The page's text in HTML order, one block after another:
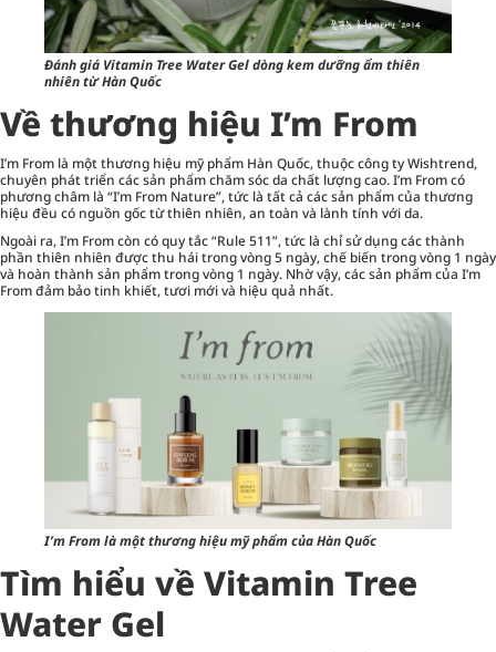
Đánh giá Vitamin Tree Water Gel dòng kem dưỡng ẩm thiên
nhiên từ Hàn Quốc
Về thương hiệu I’m From
I’m From là một thương hiệu mỹ phẩm Hàn Quốc, thuộc công ty Wishtrend,
chuyên phát triển các sản phẩm chăm sóc da chất lượng cao. I’m From có
phương châm là “I’m From Nature”, tức là tất cả các sản phẩm của thương
hiệu đều có nguồn gốc từ thiên nhiên, an toàn và lành tính với da.
Ngoài ra, I’m From còn có quy tắc “Rule 511”, tức là chỉ sử dụng các thành
phần thiên nhiên được thu hái trong vòng 5 ngày, chế biến trong vòng 1 ngày
và hoàn thành sản phẩm trong vòng 1 ngày. Nhờ vậy, các sản phẩm của I’m
From đảm bảo tinh khiết, tươi mới và hiệu quả nhất.
I’m From là một thương hiệu mỹ phẩm của Hàn Quốc
Tìm hiểu về Vitamin Tree
Water Gel